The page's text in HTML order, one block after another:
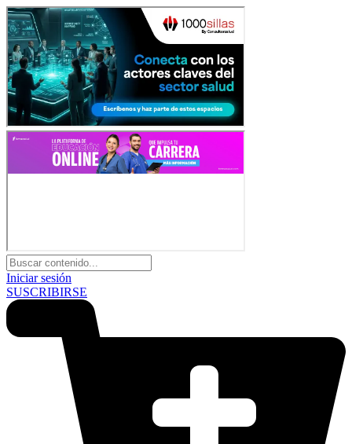
Iniciar sesión
SUSCRIBIRSE